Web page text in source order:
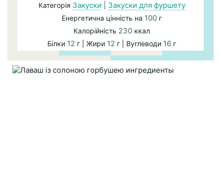
Категорія Закуски Закуски для фуршету
Енергетична цінність на 100 г
Калорійність 230 ккал
Білки 12 г | Жири 12 г | Вуглеводи 16 г